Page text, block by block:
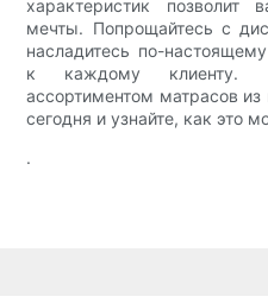
характеристик позволит
мечты. Попрощайтесь с
насладитесь по-
к каждому клиенту.
ассортиментом матрасов
сегодня и узнайте, как это
.